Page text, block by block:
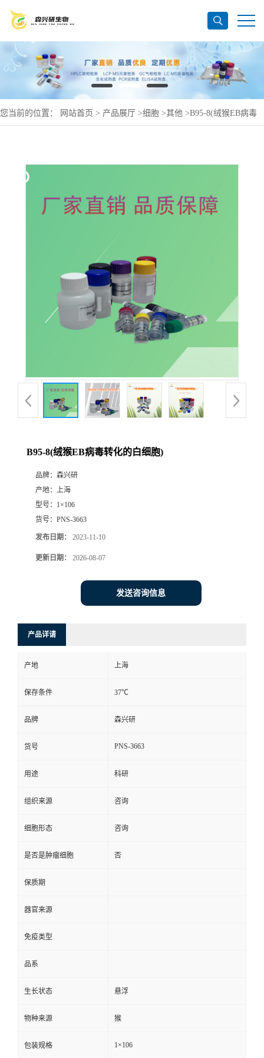
您当前的位置： 网站首页 > 产品展厅 >细胞 >其他 >B95-8(绒猴EB病毒
B95-8(绒猴EB病毒转化的白细胞)
品牌： 森兴研
产地： 上海
型号： 1×106
货号： PNS-3663
发布日期： 2023-11-10
更新日期： 2026-08-07
发送咨询信息
产品详请
产地 上海
保存条件 37℃
品牌 森兴研
货号 PNS-3663
用途 科研
组织来源 咨询
细胞形态 咨询
是否是肿瘤细胞 否
保质期
器官来源
免疫类型
品系
生长状态 悬浮
物种来源 猴
包装规格 1×106